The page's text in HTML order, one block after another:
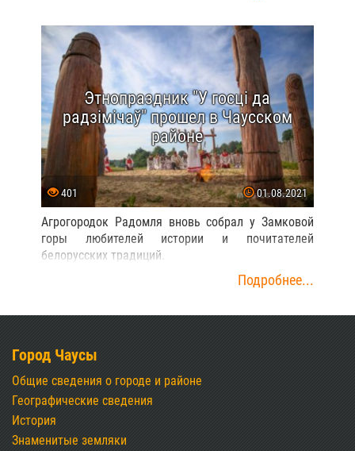
Этнопраздник "У госцi да
радзiмiчаў" прошел в Чаусском
районе
401 01.08.2021
Агрогородок Радомля вновь собрал у Замковой
горы любителей истории и почитателей
белорусских традиций.
Подробнее...
Город Чаусы
Общие сведения о городе и районе
Географические сведения
История
Знаменитые земляки